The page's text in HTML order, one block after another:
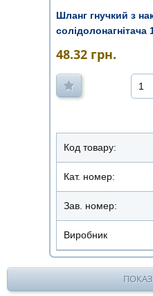
Шланг гнучкий з
солідолонагнітача
48.32 грн.
1
Код товару:
Кат. номер:
Зав. номер:
Виробник